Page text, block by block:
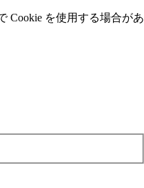
Cookie を使⽤する場合があ